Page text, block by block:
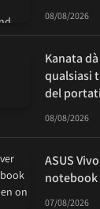
08/08/2026
Kanata
qualsiasi
del
08/08/2026
ASUS
notebook
07/08/2026